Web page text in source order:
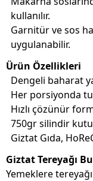
kullanılır.
Garnitür ve sos
uygulanabilir.
Ürün Özellikleri
Dengeli baharat
Her porsiyonda
Hızlı çözünür
750gr silindir
Giztat Gıda,
Giztat Tereyağı
Yemeklere